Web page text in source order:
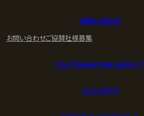
お問い合わせ
お問い合わせご協賛社様募集
グッズ (NOAH THE SHOP) ↗︎
ファンクラブ